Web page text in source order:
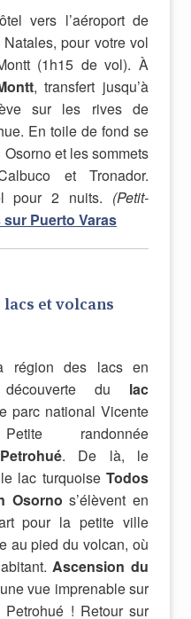
vers l’aéroport de
pour votre vol
(1h15 de vol). À
, transfert jusqu’à
sur les rives de
En toile de fond se
et les sommets
et Tronador.
pour 2 nuits. (Petit-
Puerto Varas
et volcans
région des lacs en
du lac
parc national Vicente
randonnée
. De là, le
lac turquoise Todos
Osorno s’élèvent en
pour la petite ville
au pied du volcan, où
Ascension du
vue imprenable sur
! Retour sur